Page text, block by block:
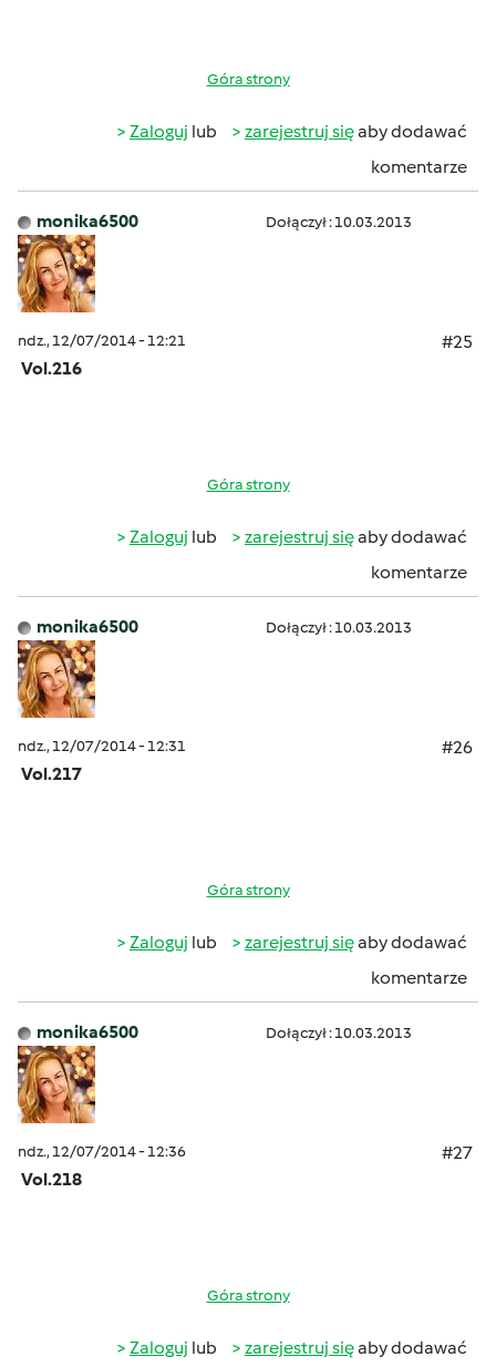
Góra strony
Zaloguj lub zarejestruj sięaby dodawać
komentarze
monika6500 Dołączył : 10.03.2013
ndz., 12/07/2014 - 12:21
#25
Vol.216
Góra strony
Zaloguj lub zarejestruj sięaby dodawać
komentarze
monika6500 Dołączył : 10.03.2013
ndz., 12/07/2014 - 12:31
#26
Vol.217
Góra strony
Zaloguj lub zarejestruj sięaby dodawać
komentarze
monika6500 Dołączył : 10.03.2013
ndz., 12/07/2014 - 12:36
#27
Vol.218
Góra strony
Zaloguj lub zarejestruj sięaby dodawać